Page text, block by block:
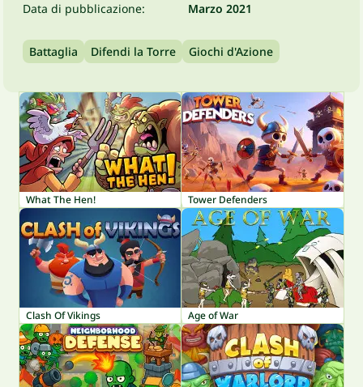
Data di pubblicazione:
Marzo 2021
Battaglia Difendi la Torre Giochi d'Azione
What The Hen! Tower Defenders
Clash Of Vikings Age of War